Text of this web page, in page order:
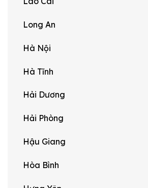
Long An
Hà Nội
Hà Tĩnh
Hải Dương
Hải Phòng
Hậu Giang
Hòa Bình